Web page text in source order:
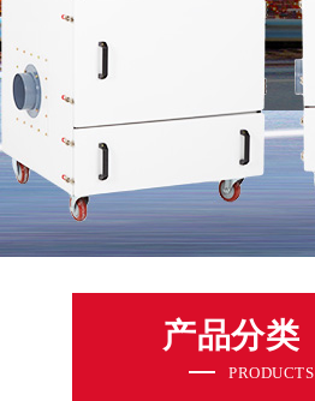
产品分类
PRODUCTS